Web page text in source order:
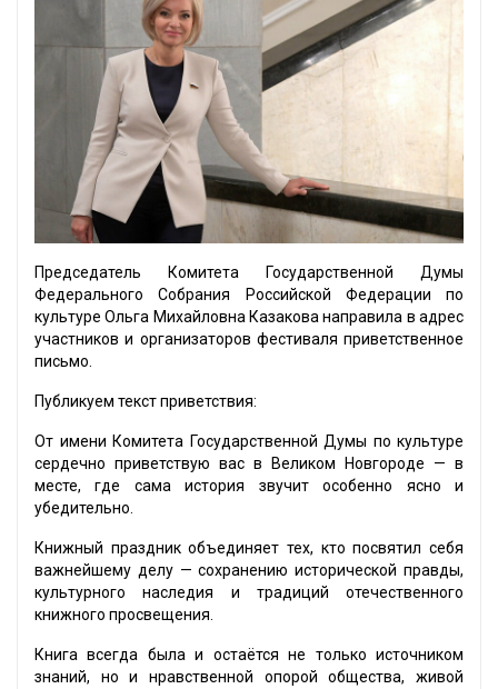
Председатель Комитета Государственной Думы
Федерального Собрания Российской Федерации по
культуре Ольга Михайловна Казакова направила в адрес
участников и организаторов фестиваля приветственное
письмо.
Публикуем текст приветствия:
От имени Комитета Государственной Думы по культуре
сердечно приветствую вас в Великом Новгороде — в
месте, где сама история звучит особенно ясно и
убедительно.
Книжный праздник объединяет тех, кто посвятил себя
важнейшему делу — сохранению исторической правды,
культурного наследия и традиций отечественного
книжного просвещения.
Книга всегда была и остаётся не только источником
знаний, но и нравственной опорой общества, живой